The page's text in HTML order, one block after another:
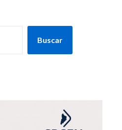
Buscar